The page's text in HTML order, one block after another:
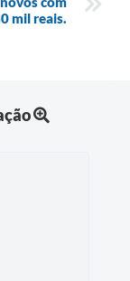
mil reais.